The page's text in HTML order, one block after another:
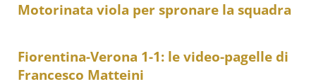
Motorinata viola per spronare la squadra
Fiorentina-Verona 1-1: le video-pagelle di
Francesco Matteini